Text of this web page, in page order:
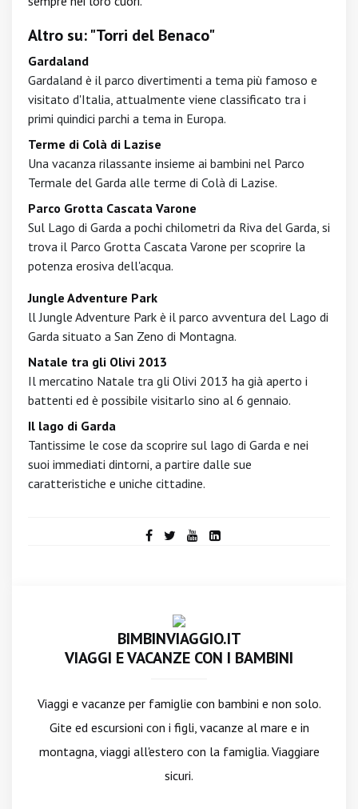
Altro su: "Torri del Benaco"
Gardaland
Gardaland è il parco divertimenti a tema più famoso e
visitato d'Italia, attualmente viene classificato tra i
primi quindici parchi a tema in Europa.
Terme di Colà di Lazise
Una vacanza rilassante insieme ai bambini nel Parco
Termale del Garda alle terme di Colà di Lazise.
Parco Grotta Cascata Varone
Sul Lago di Garda a pochi chilometri da Riva del Garda, si
trova il Parco Grotta Cascata Varone per scoprire la
potenza erosiva dell'acqua.
Jungle Adventure Park
ll Jungle Adventure Park è il parco avventura del Lago di
Garda situato a San Zeno di Montagna.
Natale tra gli Olivi 2013
Il mercatino Natale tra gli Olivi 2013 ha già aperto i
battenti ed è possibile visitarlo sino al 6 gennaio.
Il lago di Garda
Tantissime le cose da scoprire sul lago di Garda e nei
suoi immediati dintorni, a partire dalle sue
caratteristiche e uniche cittadine.
BIMBINVIAGGIO.IT
VIAGGI E VACANZE CON I BAMBINI
Viaggi e vacanze per famiglie con bambini e non solo.
Gite ed escursioni con i figli, vacanze al mare e in
montagna, viaggi all'estero con la famiglia. Viaggiare
sicuri.